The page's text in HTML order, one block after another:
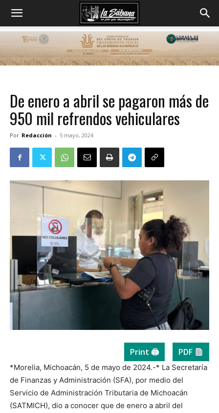
De enero a abril se pagaron más de
950 mil refrendos vehiculares
Por Redacción - 5 mayo, 2024
Print 🖨 PDF
*Morelia, Michoacán, 5 de mayo de 2024.-* La Secretaría
de Finanzas y Administración (SFA), por medio del
Servicio de Administración Tributaria de Michoacán
(SATMICH), dio a conocer que de enero a abril del